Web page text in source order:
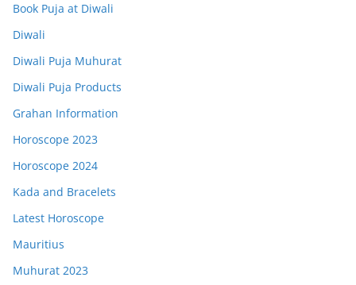
Book Puja at Diwali
Diwali
Diwali Puja Muhurat
Diwali Puja Products
Grahan Information
Horoscope 2023
Horoscope 2024
Kada and Bracelets
Latest Horoscope
Mauritius
Muhurat 2023